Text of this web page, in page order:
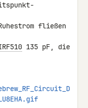
fließen
135 pF, die